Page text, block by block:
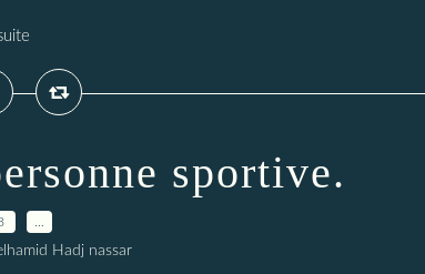
sportive.
Hadj nassar